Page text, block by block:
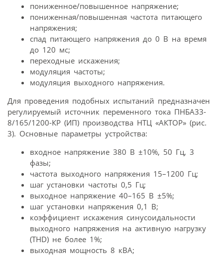
пониженное/повышенное напряжение;
пониженная/повышенная частота питающего
напряжения;
спад питающего напряжения до 0 В на время
до 120 мс;
переходные искажения;
модуляция частоты;
модуляция выходного напряжения.
Для проведения подобных испытаний предназначен
регулируемый источник переменного тока ПНБА33-
8/165/1200-КР (ИП) производства НТЦ «АКТОР» (рис.
3). Основные параметры устройства:
входное напряжение 380 В ±10%, 50 Гц, 3
фазы;
частота выходного напряжения 15–1200 Гц;
шаг установки частоты 0,5 Гц;
выходное напряжение 40–165 В ±5%;
шаг установки напряжения 0,1 В;
коэффициент искажения синусоидальности
выходного напряжения на активную нагрузку
(THD) не более 1%;
выходная мощность 8 кВА;